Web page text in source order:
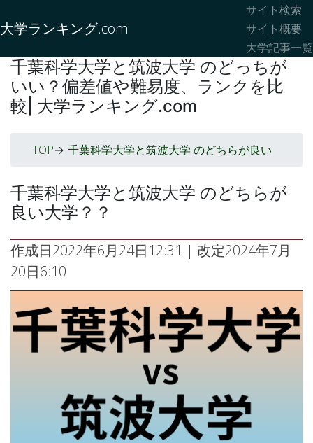
大学ランキング.com
サイト検索
サイト概要
大学記事一覧
千葉科学大学と筑波大学 のどっちが
いい？偏差値や難易度、ランクを比
較| 大学ランキング.com
TOP-> 千葉科学大学と筑波大学 のどちらが良い
千葉科学大学と筑波大学 のどちらが
良い大学？？
作成日2022年6月24日12:31 | 改定2024年7月
20日6:10